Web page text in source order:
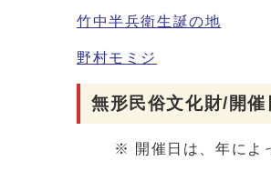
竹中半兵衛生誕の地
野村モミジ
無形民俗文化財/開催
※ 開催日は、年によ